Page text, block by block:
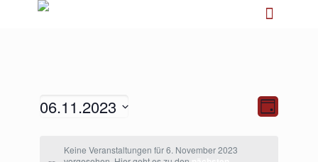
Ansichten-
Navigation
Ansichten-
Tag
06.11.2023
wählen.Keine Veranstaltungen für 6. November 2023